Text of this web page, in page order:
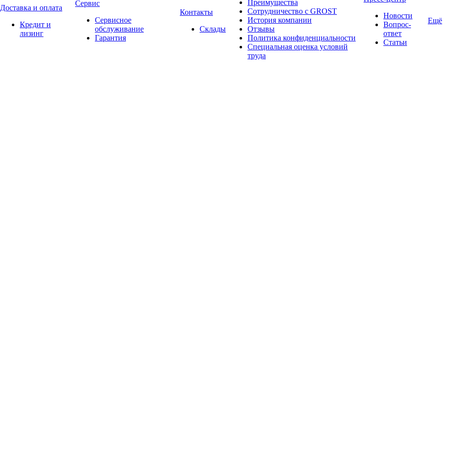
Доставка и оплата
Кредит и
лизинг
Сервис
Сервисное
обслуживание
Гарантия
Контакты
Склады
Преимущества
Сотрудничество с GROST
История компании
Отзывы
Политика конфиденциальности
Специальная оценка условий
труда
Новости
Вопрос-
ответ
Статьи
Ещё